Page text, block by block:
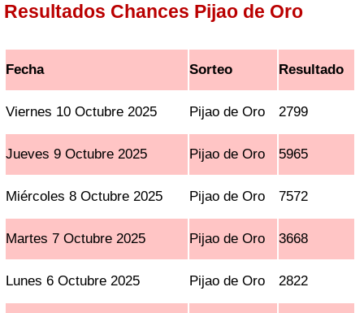
Resultados Chances Pijao de Oro
Fecha Sorteo Resultado
Viernes 10 Octubre 2025 Pijao de Oro 2799
Jueves 9 Octubre 2025 Pijao de Oro 5965
Miércoles 8 Octubre 2025 Pijao de Oro 7572
Martes 7 Octubre 2025 Pijao de Oro 3668
Lunes 6 Octubre 2025 Pijao de Oro 2822